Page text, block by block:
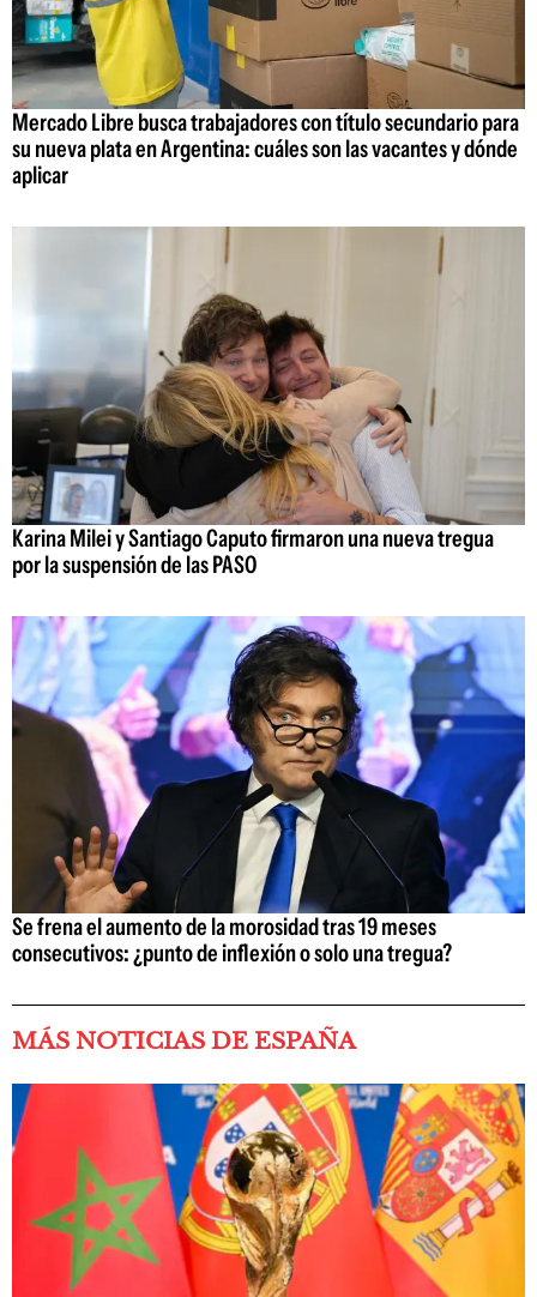
Mercado Libre busca trabajadores con título secundario para
su nueva plata en Argentina: cuáles son las vacantes y dónde
aplicar
Karina Milei y Santiago Caputo firmaron una nueva tregua
por la suspensión de las PASO
Se frena el aumento de la morosidad tras 19 meses
consecutivos: ¿punto de inflexión o solo una tregua?
MÁS NOTICIAS DE ESPAÑA